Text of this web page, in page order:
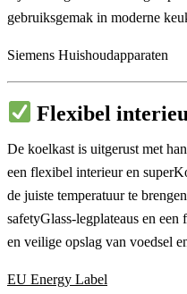
gebruiksgemak in moderne
Siemens Huishoudapparaten
Flexibel
De koelkast is uitgerust met
een flexibel interieur en
de juiste temperatuur te
safetyGlass-legplateaus en
en veilige opslag van voedsel
EU Energy Label